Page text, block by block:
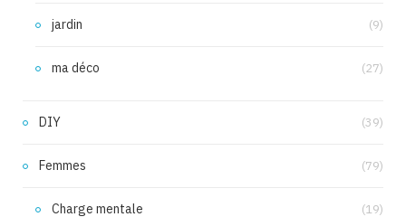
jardin (9)
ma déco (27)
DIY (39)
Femmes (79)
Charge mentale (19)